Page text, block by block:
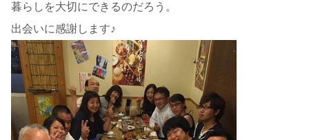
暮らしを大切にできるのだろう。
出会いに感謝します♪